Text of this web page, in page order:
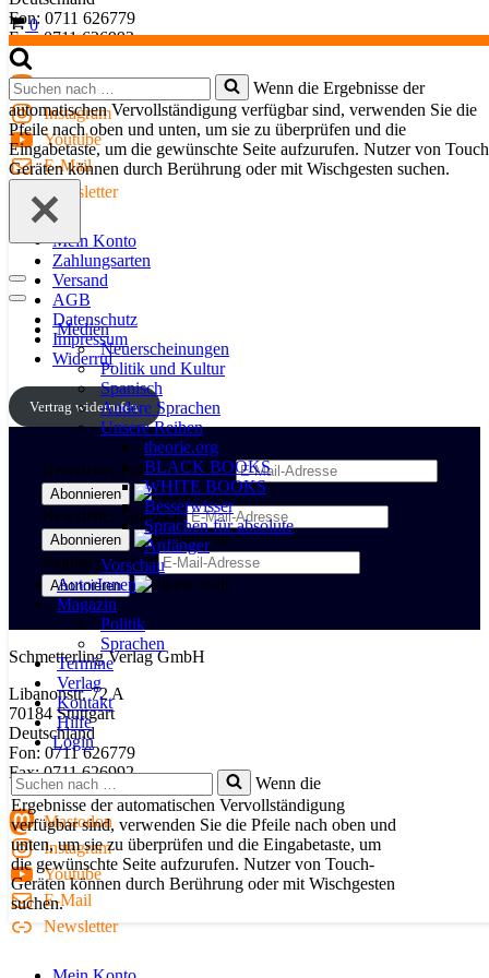
Warenkorb
0
Suchen
nach …
Wenn die Ergebnisse der
automatischen Vervollständigung verfügbar sind, verwenden Sie die
Pfeile nach oben und unten, um sie zu überprüfen und die
Eingabetaste, um die gewünschte Seite aufzurufen. Nutzer von
Geräten können durch Berührung oder mit Wischgesten suchen.
Navigationsmenü
Navigationsmenü
Medien
Neuerscheinungen
Politik und Kultur
Spanisch
Andere Sprachen
Unsere Reihen
theorie.org
BLACK BOOKS
WHITE BOOKS
Besserwisser
Sprachen für absolute
Anfänger
Vorschau
AutorInnen
Magazin
Politik
Sprachen
Termine
Verlag
Kontakt
Hilfe
Login
Suchen
nach …
Wenn die
Ergebnisse der automatischen Vervollständigung
verfügbar sind, verwenden Sie die Pfeile nach oben und
unten, um sie zu überprüfen und die Eingabetaste, um
die gewünschte Seite aufzurufen. Nutzer von Touch-
Geräten können durch Berührung oder mit Wischgesten
suchen.
Fon: 0711 626779
Fax: 0711 626992
Mastodon
Instagram
Youtube
E-Mail
Newsletter
Mein Konto
Zahlungsarten
Versand
AGB
Datenschutz
Impressum
Widerruf
Vertrag widerrufen
Newsletter Politik & Kultur
Newsletter Spanisch
Region Stuttgart
Schmetterling Verlag GmbH
Libanonstr. 72 A
70184 Stuttgart
Deutschland
Fon: 0711 626779
Fax: 0711 626992
Mastodon
Instagram
Youtube
E-Mail
Newsletter